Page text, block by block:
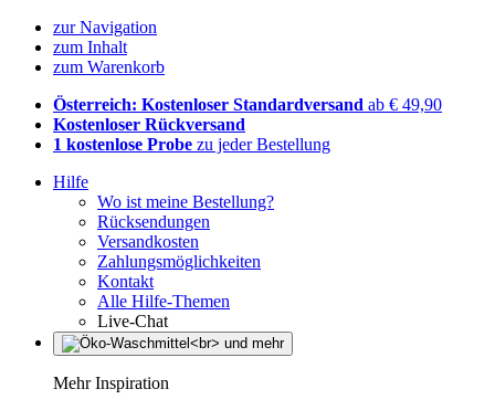
zur Navigation
zum Inhalt
zum Warenkorb
Österreich: Kostenloser Standardversand ab € 49,90
Kostenloser Rückversand
1 kostenlose Probe zu jeder Bestellung
Hilfe
Wo ist meine Bestellung?
Rücksendungen
Versandkosten
Zahlungsmöglichkeiten
Kontakt
Alle Hilfe-Themen
Live-Chat
Mehr Inspiration